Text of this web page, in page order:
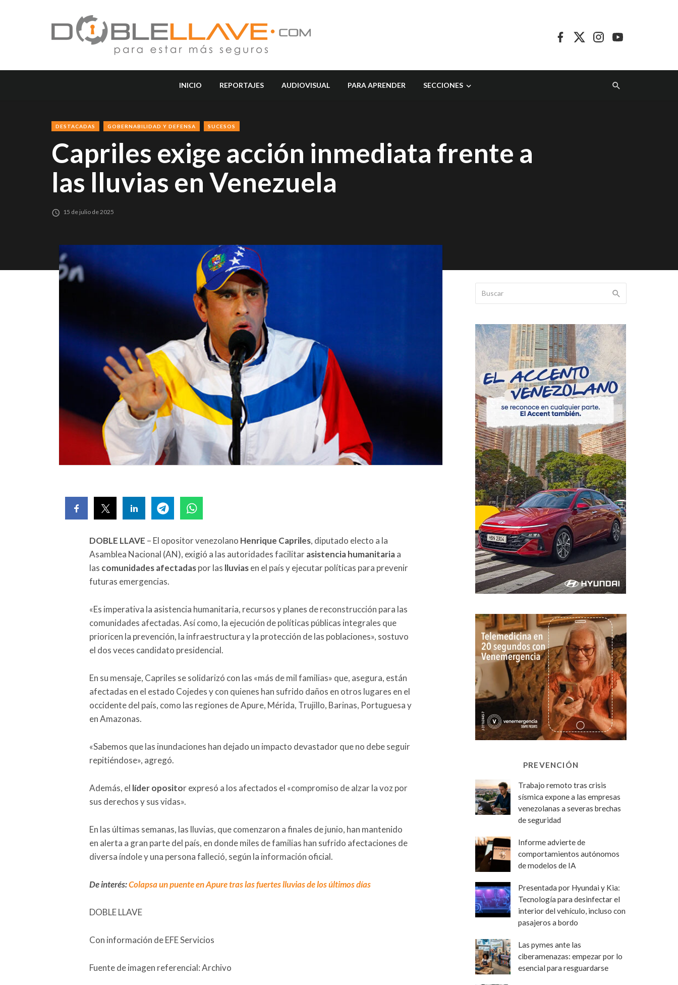
INICIO REPORTAJES AUDIOVISUAL PARA APRENDER SECCIONES
DESTACADAS GOBERNABILIDAD Y DEFENSA SUCESOS
Capriles exige acción inmediata frente a
las lluvias en Venezuela
15 de julio de 2025
DOBLE LLAVE – El opositor venezolano Henrique Capriles, diputado electo a la
Asamblea Nacional (AN), exigió a las autoridades facilitarasistencia humanitariaa
las comunidades afectadaspor las lluviasen el país y ejecutar políticas para prevenir
futuras emergencias.
«Es imperativa la asistencia humanitaria, recursos y planes de reconstrucción para las
comunidades afectadas. Así como, la ejecución de políticas públicas integrales que
prioricen la prevención, la infraestructura y la protección de las poblaciones», sostuvo
el dos veces candidato presidencial.
En su mensaje, Capriles se solidarizó con las «más de mil familias» que, asegura, están
afectadas en el estado Cojedes y con quienes han sufrido daños en otros lugares en el
occidente del país, como las regiones de Apure, Mérida, Trujillo, Barinas, Portuguesa y
en Amazonas.
«Sabemos que las inundaciones han dejado un impacto devastador que no debe seguir
repitiéndose», agregó.
Además, el líder opositor expresó a los afectados el «compromiso de alzar la voz por
sus derechos y sus vidas».
En las últimas semanas, las lluvias, que comenzaron a finales de junio, han mantenido
en alerta a gran parte del país, en donde miles de familias han sufrido afectaciones de
diversa índole y una persona falleció, según la información oficial.
De interés:Colapsa un puente en Apure tras las fuertes lluvias de los últimos días
DOBLE LLAVE
Con información de EFE Servicios
Fuente de imagen referencial: Archivo
PREVENCIÓN
Trabajo remoto tras crisis
sísmica expone a las empresas
venezolanas a severas brechas
de seguridad
Informe advierte de
comportamientos autónomos
de modelos de IA
Presentada por Hyundai y Kia:
Tecnología para desinfectar el
interior del vehículo, incluso con
pasajeros a bordo
Las pymes ante las
ciberamenazas: empezar por lo
esencial para resguardarse